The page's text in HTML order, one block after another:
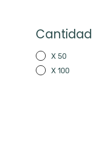
Cantidad
X 50
X 100